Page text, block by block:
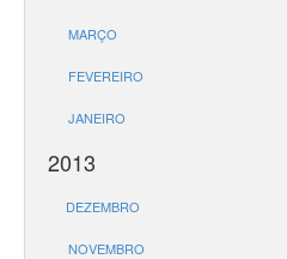
MARÇO
FEVEREIRO
JANEIRO
2013
DEZEMBRO
NOVEMBRO